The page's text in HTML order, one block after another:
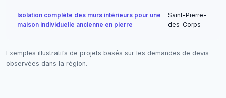
Isolation complète des murs intérieurs pour une
maison individuelle ancienne en pierre
Saint-Pierre-
des-Corps
Exemples illustratifs de projets basés sur les demandes de devis
observées dans la région.